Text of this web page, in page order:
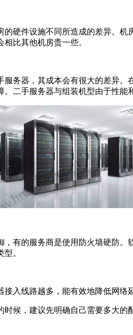
件设施不同所造成的差异。机
比其他机房贵一些。
器，其成本会有很大的差异。
二手服务器与组装机型由于性能
的服务商是使用防火墙硬防。
。
线路越多，能有效地降低网络
时候，建议先明确自己需要多大